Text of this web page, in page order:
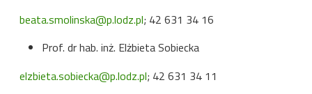
beata.smolinska@p.lodz.pl; 42 631 34 16
Prof. dr hab. inż. Elżbieta Sobiecka
elzbieta.sobiecka@p.lodz.pl; 42 631 34 11